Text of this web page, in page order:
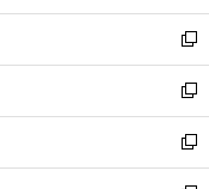
開
く
ウ
で
開
く
ン
ド
ウ
で
開
く
ウ
ィ
ン
ド
ウ
で
開
新
し
い
ウ
ィ
ン
新
し
い
ウ
新
し